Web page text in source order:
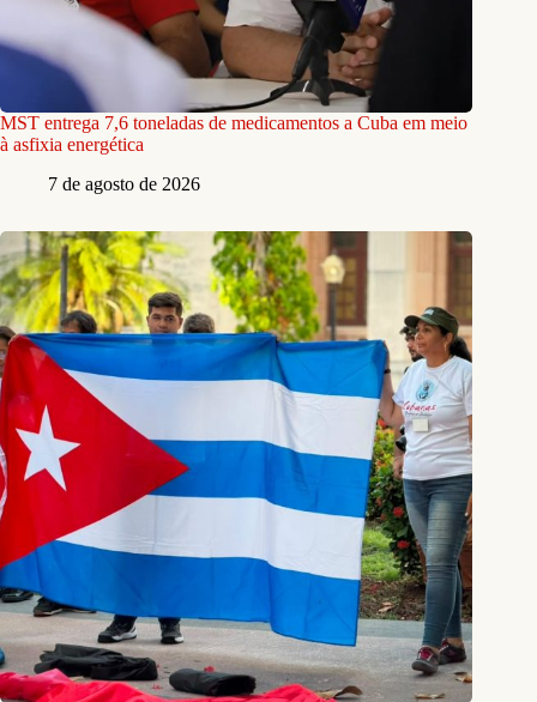
MST entrega 7,6 toneladas de medicamentos a Cuba em meio
à asfixia energética
7 de agosto de 2026